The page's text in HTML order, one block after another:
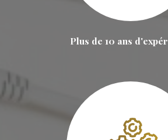
Plus de 10 ans